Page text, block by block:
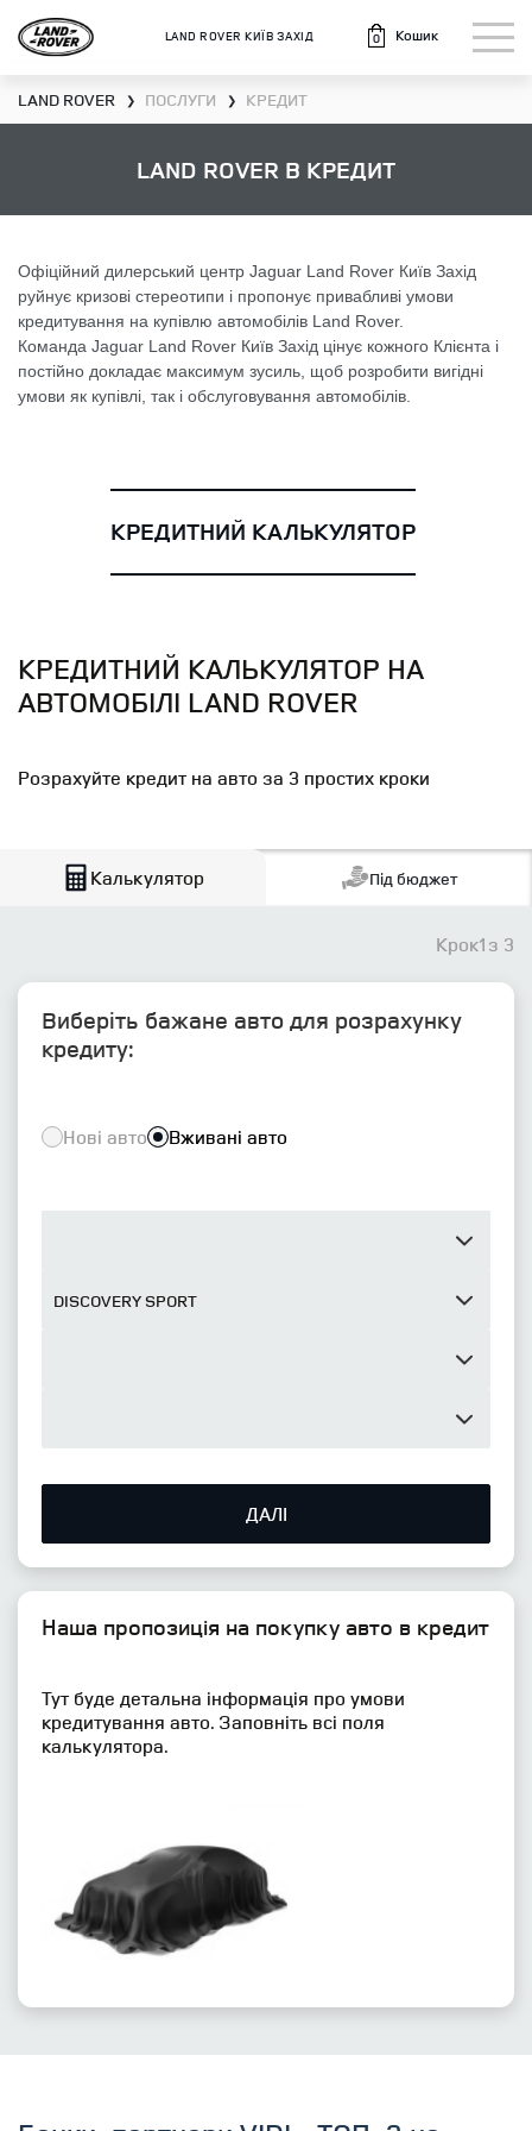
LAND ROVER КИЇВ ЗАХІД 0 Кошик
LAND ROVER ❯ ПОСЛУГИ ❯ КРЕДИТ
LAND ROVER В КРЕДИТ
Офіційний дилерський центр Jaguar Land Rover Київ Захід
руйнує кризові стереотипи і пропонує привабливі умови
кредитування на купівлю автомобілів Land Rover.
Команда Jaguar Land Rover Київ Захід цінує кожного Клієнта і
постійно докладає максимум зусиль, щоб розробити вигідні
умови як купівлі, так і обслуговування автомобілів.
КРЕДИТНИЙ КАЛЬКУЛЯТОР
КРЕДИТНИЙ КАЛЬКУЛЯТОР НА
АВТОМОБІЛІ LAND ROVER
Розрахуйте кредит на авто за 3 простих кроки
Калькулятор Під бюджет
Крок1з 3
Виберіть бажане авто для розрахунку
кредиту:
Нові авто Вживані авто
ДАЛІ
Наша пропозиція на покупку авто в кредит
Тут буде детальна інформація про умови
кредитування авто. Заповніть всі поля
калькулятора.